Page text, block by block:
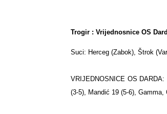
Trogir : Vrijednosnice OS
Suci: Herceg (Zabok), Štrok
VRIJEDNOSNICE OS
(3-5), Mandić 19 (5-6), Gamma,